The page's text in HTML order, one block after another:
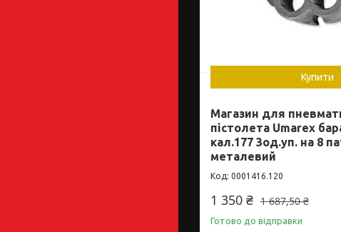
Купити
Магазин для
пістолета Umarex
кал.177 3од.уп. на 8
металевий
0001416.120
1 687,50 ₴
1 350 ₴
Готово до відправки